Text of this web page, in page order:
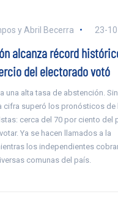
y Abril Becerra 23-
alcanza récord
del electorado votó
una alta tasa de abstención. Sin
cifra superó los pronósticos de
cerca del 70 por ciento del
Ya se hacen llamados a la
los independientes
comunas del país.